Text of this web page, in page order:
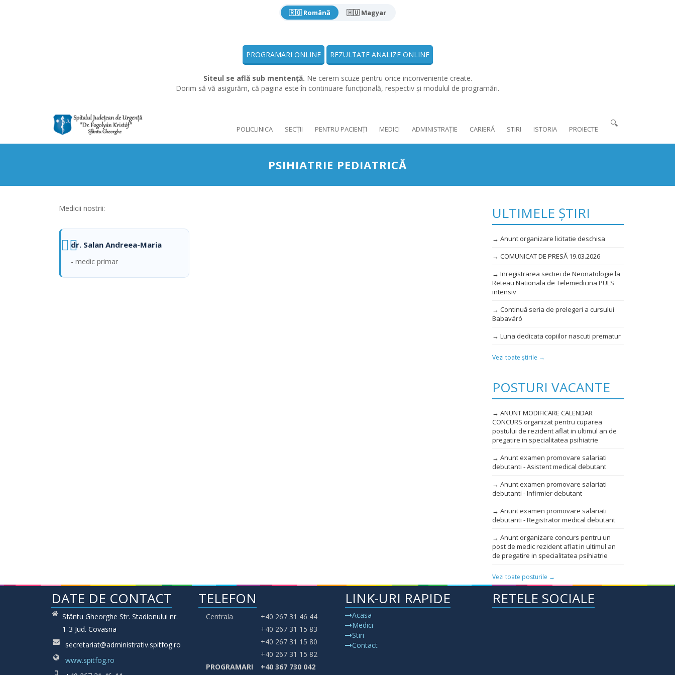
🇷🇴 Română 🇭🇺 Magyar
PROGRAMARI ONLINE REZULTATE ANALIZE ONLINE
Siteul se află sub mentență. Ne cerem scuze pentru orice inconveniente create.
Dorim să vă asigurăm, că pagina este în continuare funcțională, respectiv și modulul de programări.
POLICLINICA SECȚII PENTRU PACIENȚI MEDICI ADMINISTRAȚIE CARIERĂ STIRI ISTORIA PROIECTE
🔍
PSIHIATRIE PEDIATRICĂ
Medicii nostrii:
dr. Salan Andreea-Maria
- medic primar
ULTIMELE ȘTIRI
→ Anunt organizare licitatie deschisa
→ COMUNICAT DE PRESĂ 19.03.2026
→ Inregistrarea sectiei de Neonatologie la
Reteau Nationala de Telemedicina PULS
intensiv
→ Continuă seria de prelegeri a cursului
Babaváró
→ Luna dedicata copiilor nascuti prematur
Vezi toate știrile →
POSTURI VACANTE
→ ANUNT MODIFICARE CALENDAR
CONCURS organizat pentru cuparea
postului de rezident aflat in ultimul an de
pregatire in specialitatea psihiatrie
→ Anunt examen promovare salariati
debutanti - Asistent medical debutant
→ Anunt examen promovare salariati
debutanti - Infirmier debutant
→ Anunt examen promovare salariati
debutanti - Registrator medical debutant
→ Anunt organizare concurs pentru un
post de medic rezident aflat in ultimul an
de pregatire in specialitatea psihiatrie
Vezi toate posturile →
DATE DE CONTACT
Sfântu Gheorghe Str. Stadionului nr.
1-3 Jud. Covasna
secretariat@administrativ.spitfog.ro
www.spitfog.ro
TELEFON
Centrala
+40 267 31 46 44
+40 267 31 15 83
+40 267 31 15 80
+40 267 31 15 82
PROGRAMARI
+40 367 730 042
LINK-URI RAPIDE
Acasa
Medici
Stiri
Contact
RETELE SOCIALE